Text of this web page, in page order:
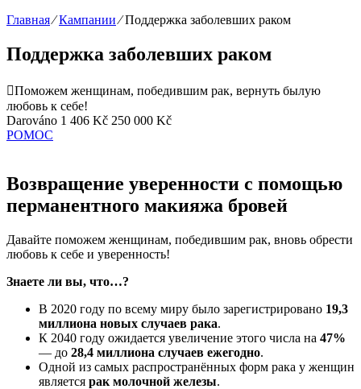
Главная ⁄ Кампании ⁄ Поддержка заболевших раком
Поддержка заболевших раком
Поможем женщинам, победившим рак, вернуть былую
любовь к себе!
Darováno 1 406 Kč 250 000 Kč
POMOC
Возвращение уверенности с помощью
перманентного макияжа бровей
Давайте поможем женщинам, победившим рак, вновь обрести
любовь к себе и уверенность!
Знаете ли вы, что…?
В 2020 году по всему миру было зарегистрировано 19,3
миллиона новых случаев рака.
К 2040 году ожидается увеличение этого числа на 47%
— до 28,4 миллиона случаев ежегодно.
Одной из самых распространённых форм рака у женщин
является рак молочной железы.